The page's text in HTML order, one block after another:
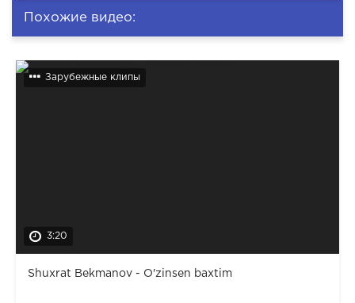
Похожие видео:
Зарубежные клипы
3:20
Shuxrat Bekmanov - O'zinsen baxtim